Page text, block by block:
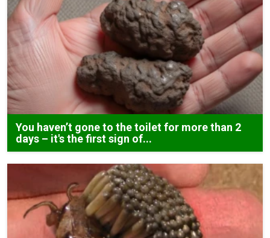
You haven’t gone to the toilet for more than 2
days – it's the first sign of...